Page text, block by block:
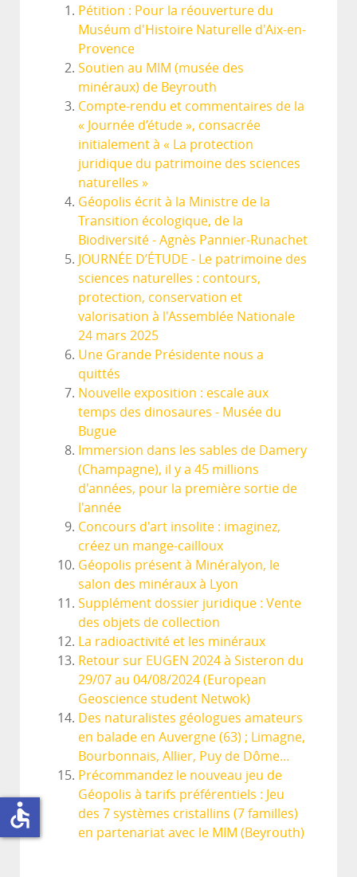
Pétition : Pour la réouverture du
Muséum d'Histoire Naturelle d'Aix-en-
Provence
Soutien au MIM (musée des
minéraux) de Beyrouth
Compte-rendu et commentaires de la
« Journée d’étude », consacrée
initialement à « La protection
juridique du patrimoine des sciences
naturelles »
Géopolis écrit à la Ministre de la
Transition écologique, de la
Biodiversité - Agnès Pannier-Runachet
JOURNÉE D’ÉTUDE - Le patrimoine des
sciences naturelles : contours,
protection, conservation et
valorisation à l'Assemblée Nationale
24 mars 2025
Une Grande Présidente nous a
quittés
Nouvelle exposition : escale aux
temps des dinosaures - Musée du
Bugue
Immersion dans les sables de Damery
(Champagne), il y a 45 millions
d'années, pour la première sortie de
l'année
Concours d'art insolite : imaginez,
créez un mange-cailloux
Géopolis présent à Minéralyon, le
salon des minéraux à Lyon
Supplément dossier juridique : Vente
des objets de collection
La radioactivité et les minéraux
Retour sur EUGEN 2024 à Sisteron du
29/07 au 04/08/2024 (European
Geoscience student Netwok)
Des naturalistes géologues amateurs
en balade en Auvergne (63) ; Limagne,
Bourbonnais, Allier, Puy de Dôme…
Précommandez le nouveau jeu de
Géopolis à tarifs préférentiels : Jeu
des 7 systèmes cristallins (7 familles)
en partenariat avec le MIM (Beyrouth)
accessible